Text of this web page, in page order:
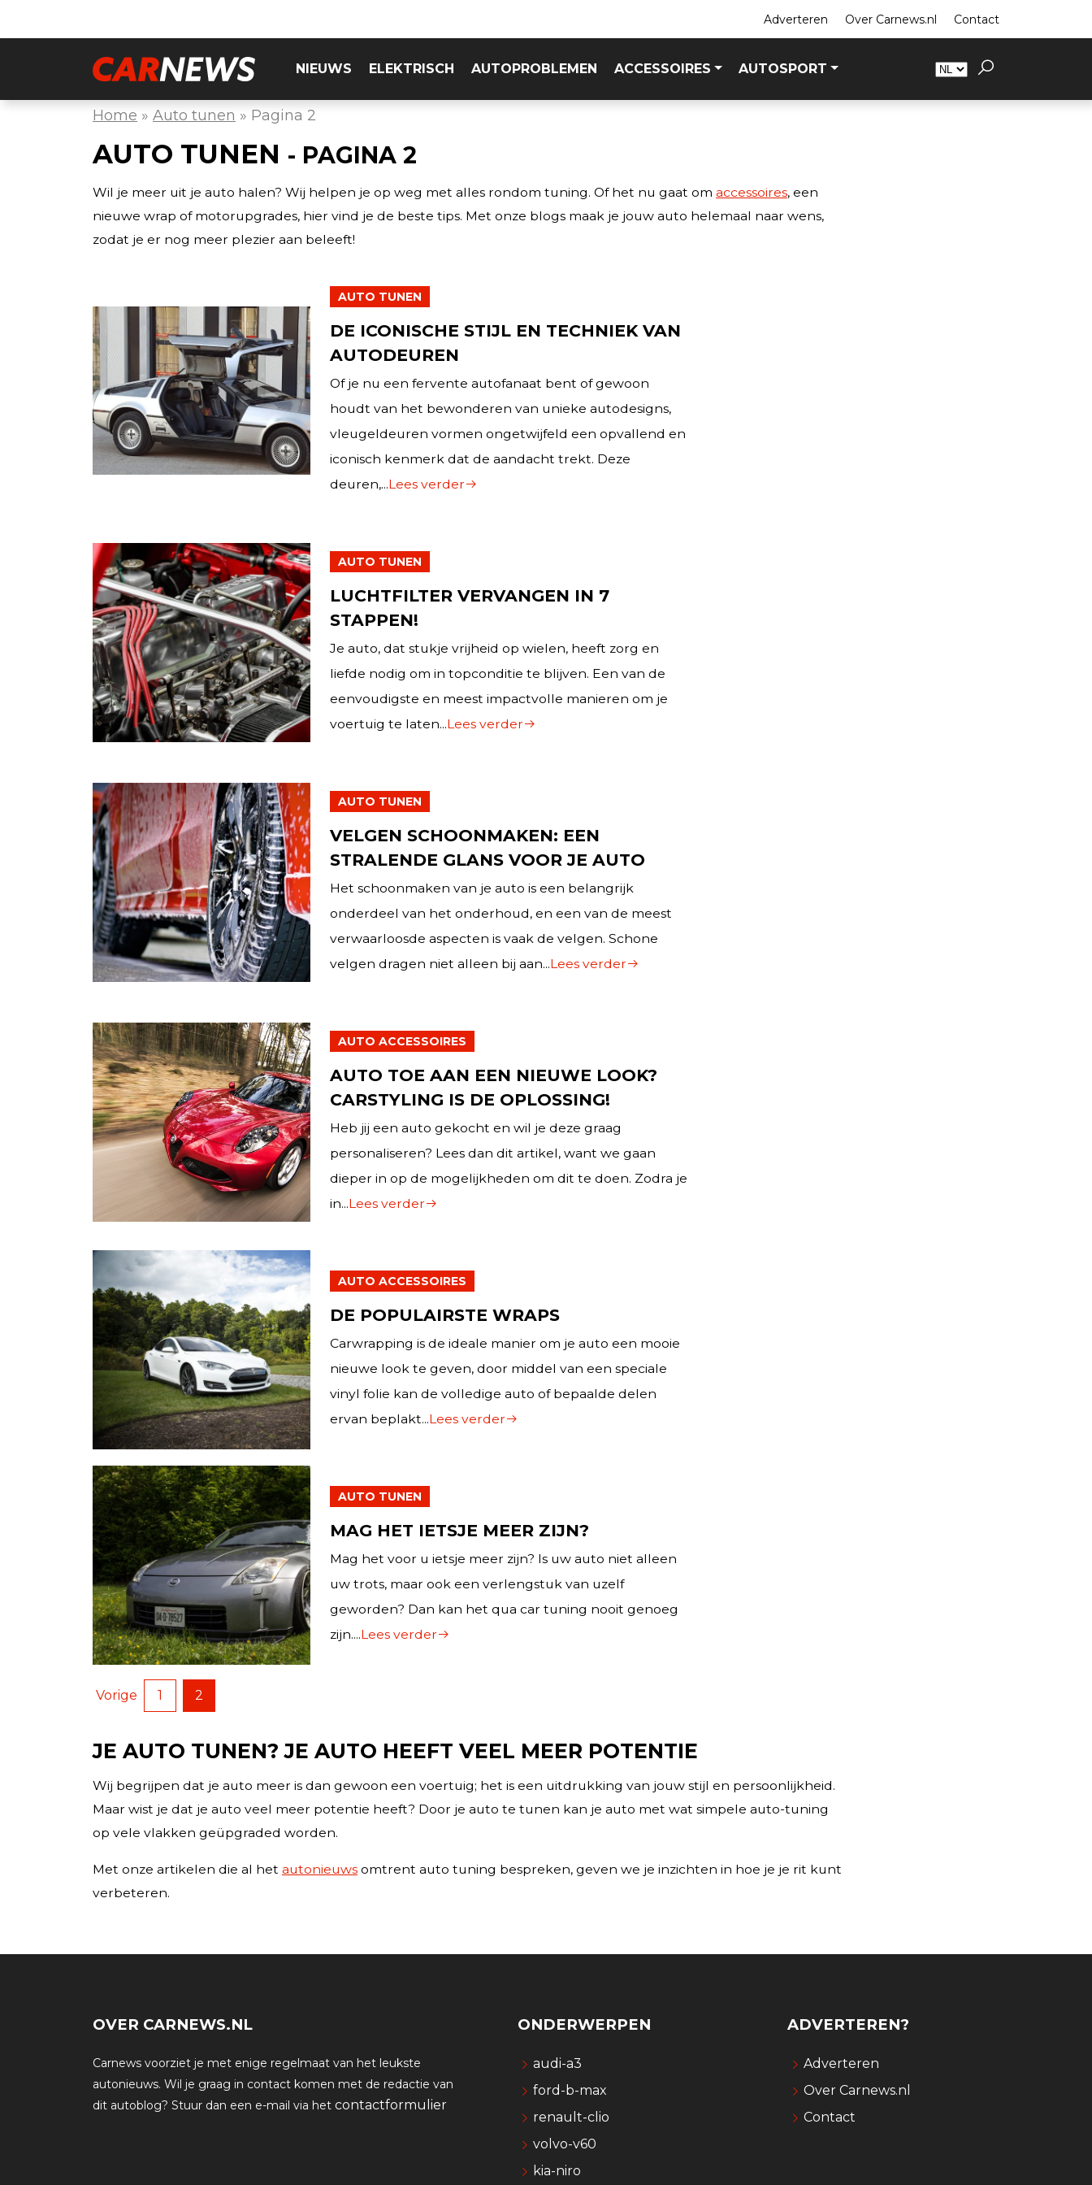
Adverteren Over Carnews.nl Contact
NIEUWS ELEKTRISCH AUTOPROBLEMEN ACCESSOIRES AUTOSPORT
Home » Auto tunen » Pagina 2
AUTO TUNEN - PAGINA 2
Wil je meer uit je auto halen? Wij helpen je op weg met alles rondom tuning. Of het nu gaat om accessoires, een
nieuwe wrap of motorupgrades, hier vind je de beste tips. Met onze blogs maak je jouw auto helemaal naar wens,
zodat je er nog meer plezier aan beleeft!
AUTO TUNEN
DE ICONISCHE STIJL EN TECHNIEK VAN
AUTODEUREN
Of je nu een fervente autofanaat bent of gewoon
houdt van het bewonderen van unieke autodesigns,
vleugeldeuren vormen ongetwijfeld een opvallend en
iconisch kenmerk dat de aandacht trekt. Deze
deuren,...Lees verder
AUTO TUNEN
LUCHTFILTER VERVANGEN IN 7
STAPPEN!
Je auto, dat stukje vrijheid op wielen, heeft zorg en
liefde nodig om in topconditie te blijven. Een van de
eenvoudigste en meest impactvolle manieren om je
voertuig te laten...Lees verder
AUTO TUNEN
VELGEN SCHOONMAKEN: EEN
STRALENDE GLANS VOOR JE AUTO
Het schoonmaken van je auto is een belangrijk
onderdeel van het onderhoud, en een van de meest
verwaarloosde aspecten is vaak de velgen. Schone
velgen dragen niet alleen bij aan...Lees verder
AUTO ACCESSOIRES
AUTO TOE AAN EEN NIEUWE LOOK?
CARSTYLING IS DE OPLOSSING!
Heb jij een auto gekocht en wil je deze graag
personaliseren? Lees dan dit artikel, want we gaan
dieper in op de mogelijkheden om dit te doen. Zodra je
in...Lees verder
AUTO ACCESSOIRES
DE POPULAIRSTE WRAPS
Carwrapping is de ideale manier om je auto een mooie
nieuwe look te geven, door middel van een speciale
vinyl folie kan de volledige auto of bepaalde delen
ervan beplakt...Lees verder
AUTO TUNEN
MAG HET IETSJE MEER ZIJN?
Mag het voor u ietsje meer zijn? Is uw auto niet alleen
uw trots, maar ook een verlengstuk van uzelf
geworden? Dan kan het qua car tuning nooit genoeg
zijn....Lees verder
Vorige 1 2
JE AUTO TUNEN? JE AUTO HEEFT VEEL MEER POTENTIE
Wij begrijpen dat je auto meer is dan gewoon een voertuig; het is een uitdrukking van jouw stijl en persoonlijkheid.
Maar wist je dat je auto veel meer potentie heeft? Door je auto te tunen kan je auto met wat simpele auto-tuning
op vele vlakken geüpgraded worden.
Met onze artikelen die al het autonieuws omtrent auto tuning bespreken, geven we je inzichten in hoe je je rit kunt
verbeteren.
OVER CARNEWS.NL
Carnews voorziet je met enige regelmaat van het leukste
autonieuws. Wil je graag in contact komen met de redactie van
dit autoblog? Stuur dan een e-mail via het contactformulier
ONDERWERPEN
audi-a3
ford-b-max
renault-clio
volvo-v60
kia-niro
ADVERTEREN?
Adverteren
Over Carnews.nl
Contact